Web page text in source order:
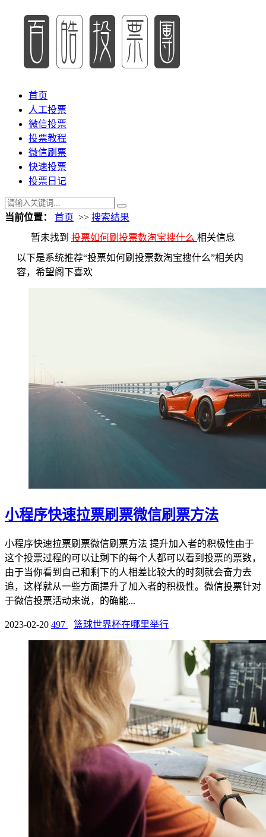
首页
人工投票
微信投票
投票教程
微信刷票
快速投票
投票日记
当前位置： 首页 >> 搜索结果
暂未找到 投票如何刷投票数淘宝搜什么 相关信息
以下是系统推荐“投票如何刷投票数淘宝搜什么”相关内
容，希望阁下喜欢
小程序快速拉票刷票微信刷票方法
小程序快速拉票刷票微信刷票方法 提升加入者的积极性由于
这个投票过程的可以让剩下的每个人都可以看到投票的票数，
由于当你看到自己和剩下的人相差比较大的时刻就会奋力去
追，这样就从一些方面提升了加入者的积极性。微信投票针对
于微信投票活动来说，的确能...
2023-02-20 497 篮球世界杯在哪里举行